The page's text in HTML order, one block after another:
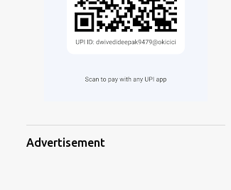
Advertisement